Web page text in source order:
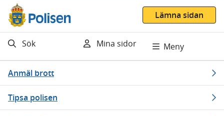
Gå direkt till innehåll
Lämna sidan
Sök Mina sidor Meny
Anmäl brott
Tipsa polisen